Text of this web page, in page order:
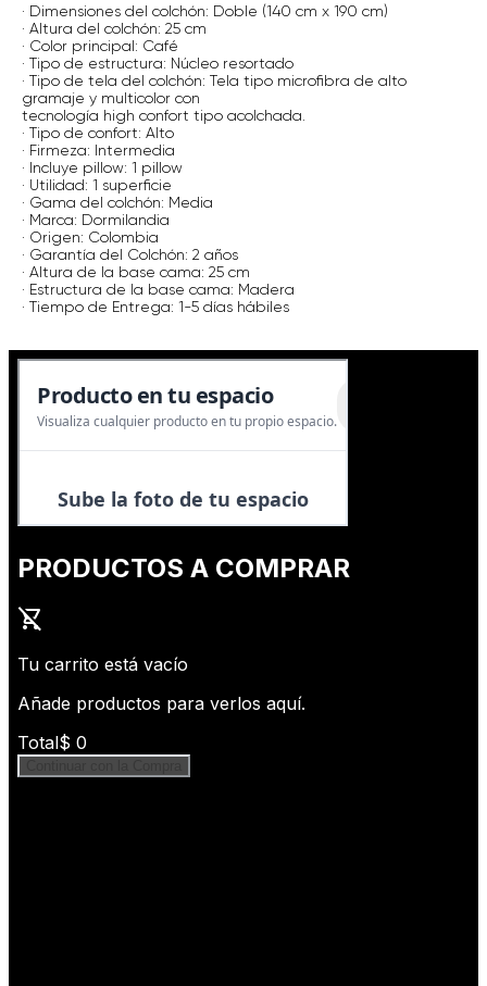
· Dimensiones del colchón: Doble (140 cm x 190 cm)
· Altura del colchón: 25 cm
· Color principal: Café
· Tipo de estructura: Núcleo resortado
· Tipo de tela del colchón: Tela tipo microfibra de alto
gramaje y multicolor con
tecnología high confort tipo acolchada.
· Tipo de confort: Alto
· Firmeza: Intermedia
· Incluye pillow: 1 pillow
· Utilidad: 1 superficie
· Gama del colchón: Media
· Marca: Dormilandia
· Origen: Colombia
· Garantía del Colchón: 2 años
· Altura de la base cama: 25 cm
· Estructura de la base cama: Madera
· Tiempo de Entrega: 1-5 días hábiles